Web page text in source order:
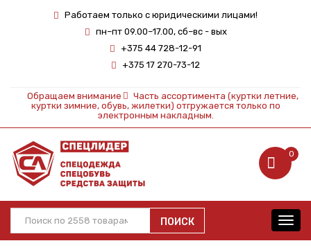
Работаем только с юридическими лицами!
пн–пт 09.00–17.00, сб–вс - вых
+375 44 728-12-91
+375 17 270-73-12
Обращаем внимание
Часть ассортимента (куртки летние,
куртки зимние, обувь, жилетки) отгружается только по
электронным накладным.
0
ПОИСК